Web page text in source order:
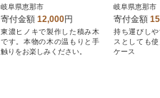
岐阜県恵那市
寄付金額 12,000円
東濃ヒノキで製作した積み木
です。本物の木の温もりと手
触りをお楽しみください。
個
岐阜県恵那市
寄付金額
持ち運びし
スとしても
ケース